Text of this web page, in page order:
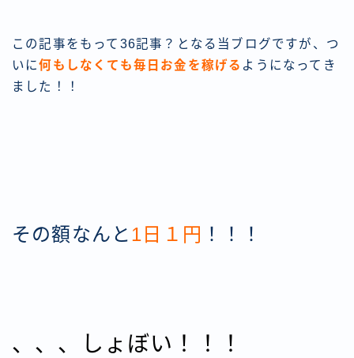
この記事をもって36記事？となる当ブログですが、つ
いに何もしなくても毎日お金を稼げる ようになってき
ました！！
その額なんと1日１円 ！！！
、、、しょぼい！！！